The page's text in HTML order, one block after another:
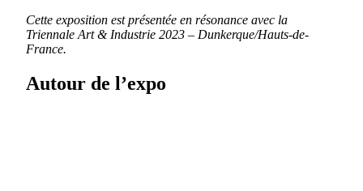
Cette exposition est présentée en résonance avec la
Triennale Art & Industrie 2023 – Dunkerque/Hauts-de-
France.
Autour de l’expo